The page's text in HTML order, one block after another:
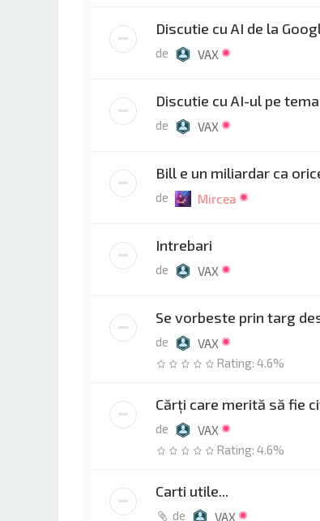
Discutie cu AI de la
de VAX
Discutie cu AI-ul pe
de VAX
Bill e un miliardar ca
de Mircea
Intrebari
de VAX
Se vorbeste prin targ
de VAX
Rating: 4.6%
Cărţi care merită să fie
de VAX
Rating: 4.6%
Carti utile...
de VAX